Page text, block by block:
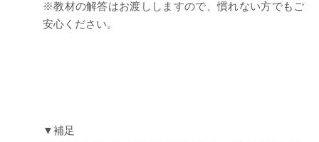
※教材の解答はお渡ししますので、慣れない方でもご
安心ください。
▼補足